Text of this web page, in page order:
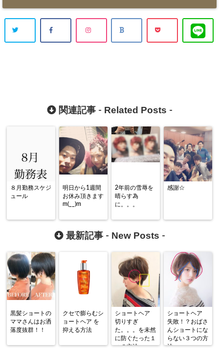
関連記事 - Related Posts -
８月勤務スケジ
ュール
明日から1週間
お休み頂きます
m(__)m
2年前の雪辱を
晴らす為
に。。。
感謝☆
最新記事 - New Posts -
黒髪ショートの
ママさんはお洒
落度抜群！！
クセで膨らむシ
ョートヘア を
抑える方法
ショートヘア
切りすぎ
た。。。を未然
に防ぐたった１
つの方法
ショートヘア
失敗！？おばさ
んショートにな
らない３つの方
法